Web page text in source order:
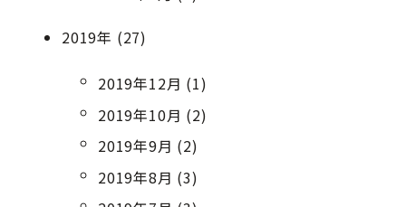
2019年 (27)
2019年12月 (1)
2019年10月 (2)
2019年9月 (2)
2019年8月 (3)